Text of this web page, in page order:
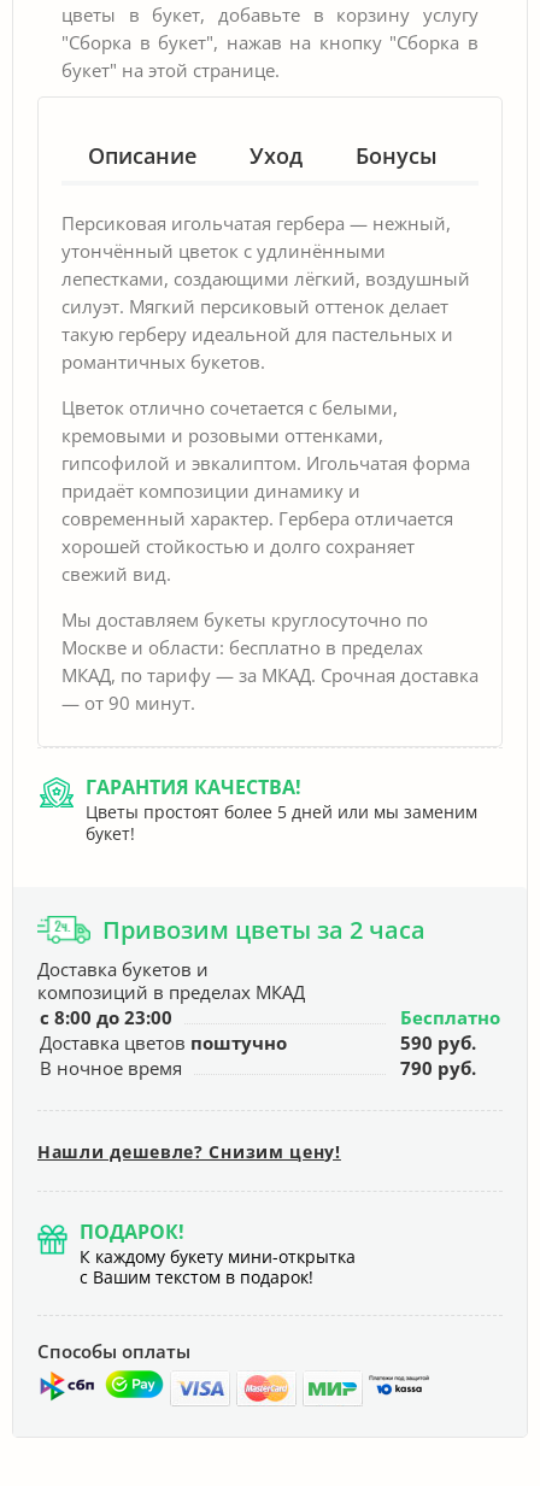
цветы в букет, добавьте в корзину услугу
"Сборка в букет", нажав на кнопку "Сборка в
букет" на этой странице.
Описание Уход Бонусы
Персиковая игольчатая гербера — нежный,
утончённый цветок с удлинёнными
лепестками, создающими лёгкий, воздушный
силуэт. Мягкий персиковый оттенок делает
такую герберу идеальной для пастельных и
романтичных букетов.
Цветок отлично сочетается с белыми,
кремовыми и розовыми оттенками,
гипсофилой и эвкалиптом. Игольчатая форма
придаёт композиции динамику и
современный характер. Гербера отличается
хорошей стойкостью и долго сохраняет
свежий вид.
Мы доставляем букеты круглосуточно по
Москве и области: бесплатно в пределах
МКАД, по тарифу — за МКАД. Срочная доставка
— от 90 минут.
ГАРАНТИЯ КАЧЕСТВА!
Цветы простоят более 5 дней или мы заменим
букет!
Привозим цветы за 2 часа
Доставка букетов и
композиций в пределах МКАД
с 8:00 до 23:00
Бесплатно
Доставка цветов поштучно
590 руб.
В ночное время
790 руб.
Нашли дешевле? Снизим цену!
ПОДАРОК!
К каждому букету мини-открытка
с Вашим текстом в подарок!
Способы оплаты